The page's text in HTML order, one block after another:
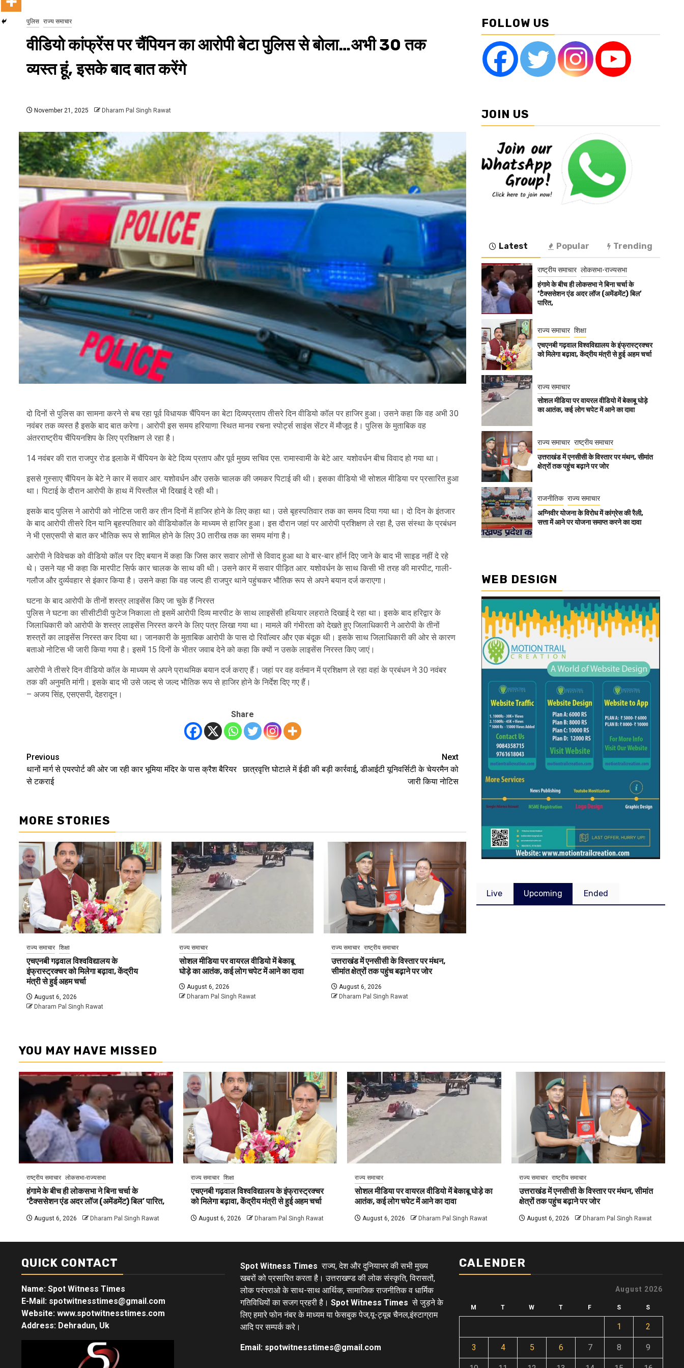
पुलिस राज्य समाचार
वीडियो कांफ्रेंस पर चैंपियन का आरोपी बेटा पुलिस से बोला…अभी 30 तक
व्यस्त हूं, इसके बाद बात करेंगे
November 21, 2025 Dharam Pal Singh Rawat
दो दिनों से पुलिस का सामना करने से बच रहा पूर्व विधायक चैंपियन का बेटा दिव्यप्रताप तीसरे दिन वीडियो कॉल पर हाजिर हुआ। उसने कहा कि वह अभी 30
नवंबर तक व्यस्त है इसके बाद बात करेगा। आरोपी इस समय हरियाणा स्थित मानव रचना स्पोर्ट्स साइंस सेंटर में मौजूद है। पुलिस के मुताबिक वह
अंतरराष्ट्रीय चैंपियनशिप के लिए प्रशिक्षण ले रहा है।
14 नवंबर की रात राजपुर रोड इलाके में चैंपियन के बेटे दिव्य प्रताप और पूर्व मुख्य सचिव एस. रामास्वामी के बेटे आर. यशोवर्धन बीच विवाद हो गया था।
इससे गुस्साए चैंपियन के बेटे ने कार में सवार आर. यशोवर्धन और उसके चालक की जमकर पिटाई की थी। इसका वीडियो भी सोशल मीडिया पर प्रसारित हुआ
था। पिटाई के दौरान आरोपी के हाथ में पिस्तौल भी दिखाई दे रही थी।
इसके बाद पुलिस ने आरोपी को नोटिस जारी कर तीन दिनों में हाजिर होने के लिए कहा था। उसे बृहस्पतिवार तक का समय दिया गया था। दो दिन के इंतजार
के बाद आरोपी तीसरे दिन यानि बृहस्पतिवार को वीडियोकॉल के माध्यम से हाजिर हुआ। इस दौरान जहां पर आरोपी प्रशिक्षण ले रहा है, उस संस्था के प्रबंधन
ने भी एसएसपी से बात कर भौतिक रूप से शामिल होने के लिए 30 तारीख तक का समय मांगा है।
आरोपी ने विवेचक को वीडियो कॉल पर दिए बयान में कहा कि जिस कार सवार लोगों से विवाद हुआ था वे बार-बार हॉर्न दिए जाने के बाद भी साइड नहीं दे रहे
थे। उसने यह भी कहा कि मारपीट सिर्फ कार चालक के साथ की थी। उसने कार में सवार पीड़ित आर. यशोवर्धन के साथ किसी भी तरह की मारपीट, गाली-
गलौज और दुर्व्यवहार से इंकार किया है। उसने कहा कि वह जल्द ही राजपुर थाने पहुंचकर भौतिक रूप से अपने बयान दर्ज कराएगा।
घटना के बाद आरोपी के तीनों शस्त्र लाइसेंस किए जा चुके हैं निरस्त
पुलिस ने घटना का सीसीटीवी फुटेज निकाला तो इसमें आरोपी दिव्य मारपीट के साथ लाइसेंसी हथियार लहराते दिखाई दे रहा था। इसके बाद हरिद्वार के
जिलाधिकारी को आरोपी के शस्त्र लाइसेंस निरस्त करने के लिए पत्र लिखा गया था। मामले की गंभीरता को देखते हुए जिलाधिकारी ने आरोपी के तीनों
शस्त्रों का लाइसेंस निरस्त कर दिया था। जानकारी के मुताबिक आरोपी के पास दो रिवॉल्वर और एक बंदूक थी। इसके साथ जिलाधिकारी की ओर से कारण
बताओ नोटिस भी जारी किया गया है। इसमें 15 दिनों के भीतर जवाब देने को कहा कि क्यों न उसके लाइसेंस निरस्त किए जाएं।
आरोपी ने तीसरे दिन वीडियो कॉल के माध्यम से अपने प्राथमिक बयान दर्ज कराए हैं। जहां पर वह वर्तमान में प्रशिक्षण ले रहा वहां के प्रबंधन ने 30 नवंबर
तक की अनुमति मांगी। इसके बाद भी उसे जल्द से जल्द भौतिक रूप से हाजिर होने के निर्देश दिए गए हैं।
– अजय सिंह, एसएसपी, देहरादून।
Share
Post
navigation
Previous
थानों मार्ग से एयरपोर्ट की ओर जा रही कार भूमिया मंदिर के पास क्रैश बैरियर
से टकराई
Next
छात्रवृत्ति घोटाले में ईडी की बड़ी कार्रवाई, डीआईटी यूनिवर्सिटी के चेयरमैन को
जारी किया नोटिस
MORE STORIES
राज्य समाचार शिक्षा
एचएनबी गढ़वाल विश्वविद्यालय के
इंफ्रास्ट्रक्चर को मिलेगा बढ़ावा, केंद्रीय
मंत्री से हुई अहम चर्चा
August 6, 2026
Dharam Pal Singh Rawat
राज्य समाचार
सोशल मीडिया पर वायरल वीडियो में बेकाबू
घोड़े का आतंक, कई लोग चपेट में आने का दावा
August 6, 2026
Dharam Pal Singh Rawat
राज्य समाचार राष्ट्रीय समाचार
उत्तराखंड में एनसीसी के विस्तार पर मंथन,
सीमांत क्षेत्रों तक पहुंच बढ़ाने पर जोर
August 6, 2026
Dharam Pal Singh Rawat
FOLLOW US
JOIN US
Latest Popular Trending
राष्ट्रीय समाचार लोकसभा-राज्यसभा
हंगामे के बीच ही लोकसभा ने बिना चर्चा के
‘टैक्ससेशन एंड अदर लॉज (अमेंडमेंट) बिल’
पारित,
राज्य समाचार शिक्षा
एचएनबी गढ़वाल विश्वविद्यालय के इंफ्रास्ट्रक्चर
को मिलेगा बढ़ावा, केंद्रीय मंत्री से हुई अहम चर्चा
राज्य समाचार
सोशल मीडिया पर वायरल वीडियो में बेकाबू घोड़े
का आतंक, कई लोग चपेट में आने का दावा
राज्य समाचार राष्ट्रीय समाचार
उत्तराखंड में एनसीसी के विस्तार पर मंथन, सीमांत
क्षेत्रों तक पहुंच बढ़ाने पर जोर
राजनीतिक राज्य समाचार
अग्निवीर योजना के विरोध में कांग्रेस की रैली,
सत्ता में आने पर योजना समाप्त करने का दावा
WEB DESIGN
Live Upcoming Ended
YOU MAY HAVE MISSED
राष्ट्रीय समाचार लोकसभा-राज्यसभा
हंगामे के बीच ही लोकसभा ने बिना चर्चा के
‘टैक्ससेशन एंड अदर लॉज (अमेंडमेंट) बिल’ पारित,
August 6, 2026 Dharam Pal Singh Rawat
राज्य समाचार शिक्षा
एचएनबी गढ़वाल विश्वविद्यालय के इंफ्रास्ट्रक्चर
को मिलेगा बढ़ावा, केंद्रीय मंत्री से हुई अहम चर्चा
August 6, 2026 Dharam Pal Singh Rawat
राज्य समाचार
सोशल मीडिया पर वायरल वीडियो में बेकाबू घोड़े का
आतंक, कई लोग चपेट में आने का दावा
August 6, 2026 Dharam Pal Singh Rawat
राज्य समाचार राष्ट्रीय समाचार
उत्तराखंड में एनसीसी के विस्तार पर मंथन, सीमांत
क्षेत्रों तक पहुंच बढ़ाने पर जोर
August 6, 2026 Dharam Pal Singh Rawat
QUICK CONTACT
Name: Spot Witness Times
E-Mail: spotwitnesstimes@gmail.com
Website: www.spotwitnesstimes.com
Address: Dehradun, Uk
Spot Witness Times राज्य, देश और दुनियाभर की सभी मुख्य
खबरों को प्रसारित करता है। उत्तराखण्ड की लोक संस्कृति, विरासतों,
लोक परंपराओ के साथ-साथ आर्थिक, सामाजिक राजनीतिक व धार्मिक
गतिविधियों का सजग प्रहरी है। Spot Witness Times से जुड़ने के
लिए हमारे फोन नंबर के माध्यम या फेसबुक पेज,यू-ट्यूब चैनल,इंस्टाग्राम
आदि पर सम्पर्क करे।
Email: spotwitnesstimes@gmail.com
CALENDER
August 2026
M T W T F S S
1 2
3 4 5 6 7 8 9